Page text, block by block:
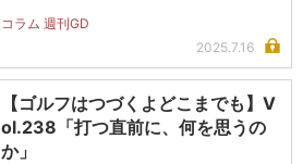
コラム 週刊GD
2025.7.16
【ゴルフはつづくよどこまでも】V
ol.238「打つ直前に、何を思うの
か」